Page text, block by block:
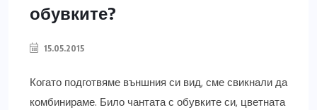
обувките?
15.05.2015
Когато подготвяме външния си вид, сме свикнали да
комбинираме. Било чантата с обувките си, цветната